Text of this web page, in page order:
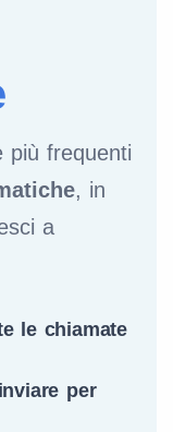
più frequenti
, in
a
le chiamate
per